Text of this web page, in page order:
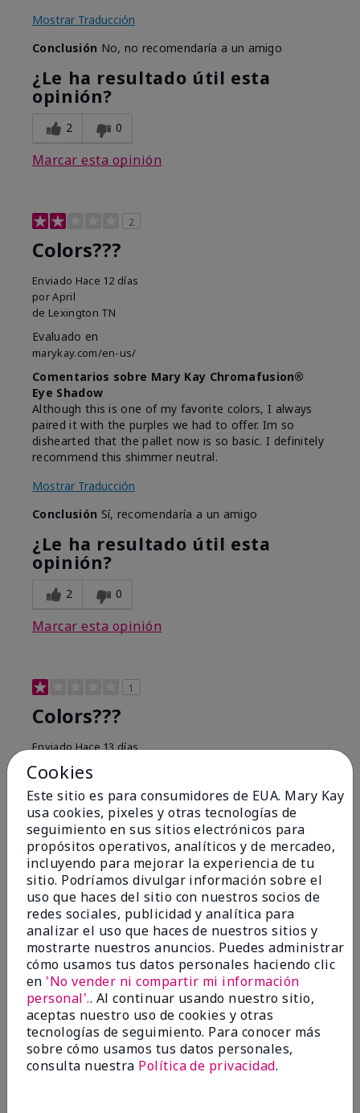
Mostrar Traducción
Conclusión No, no recomendaría a un amigo
¿Le ha resultado útil esta
opinión?
2 0
Marcar esta opinión
2
Colors???
Enviado Hace 12 días
porApril
de Lexington TN
Evaluado en
marykay.com/en-us/
Comentarios sobre Mary Kay Chromafusion®
Eye Shadow
Although this is one of my favorite colors, I always
paired it with the purples we had to offer. Im so
dishearted that the pallet now is so basic. I definitely
recommend this shimmer neutral.
Mostrar Traducción
Conclusión Sí, recomendaría a un amigo
¿Le ha resultado útil esta
opinión?
2 0
Marcar esta opinión
1
Colors???
EnviadoHace 13 días
por
CNB
de Salisbury
Evaluado en
marykay.com/en-us/
Comentarios sobre Mary Kay Chromafusion®
Eye Shadow
Where on earth did all the colors go? Bring them
back- especially granite!
Mostrar Traducción
ConclusiónNo, no recomendaría a un amigo
¿Le ha resultado útil esta
opinión?
7 2
Marcar esta opinión
Cookies
Este sitio es para consumidores de EUA. Mary Kay
usa cookies, pixeles y otras tecnologías de
seguimiento en sus sitios electrónicos para
propósitos operativos, analíticos y de mercadeo,
incluyendo para mejorar la experiencia de tu
sitio. Podríamos divulgar información sobre el
uso que haces del sitio con nuestros socios de
redes sociales, publicidad y analítica para
analizar el uso que haces de nuestros sitios y
mostrarte nuestros anuncios. Puedes administrar
cómo usamos tus datos personales haciendo clic
en 'No vender ni compartir mi información
personal'.. Al continuar usando nuestro sitio,
aceptas nuestro uso de cookies y otras
tecnologías de seguimiento. Para conocer más
sobre cómo usamos tus datos personales,
consulta nuestra Política de privacidad.